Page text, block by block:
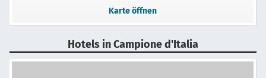
Karte öffnen
Hotels in Campione d'Italia